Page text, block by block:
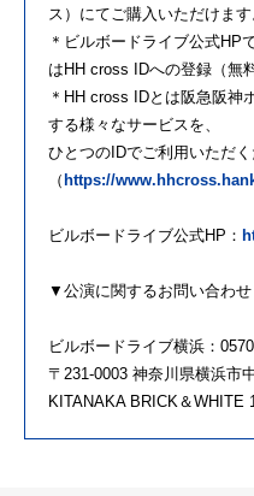
ス）にてご購入いただけます
＊ビルボードライブ公式HP
はHH cross IDへの登録（無
＊HH cross IDとは阪急阪神
する様々なサービスを、
ひとつのIDでご利用いただく
（https://
ビルボードライブ公式HP：
▼公演に関するお問い合わせ
ビルボードライブ横浜：
〒231-0003 神奈川県横浜市
KITANAKA BRICK＆WHITE